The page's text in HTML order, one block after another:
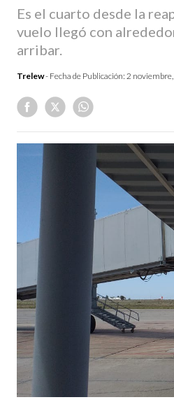
Es el cuarto desde la
vuelo llegó con
arribar.
Trelew- Fecha de Publicación: 2